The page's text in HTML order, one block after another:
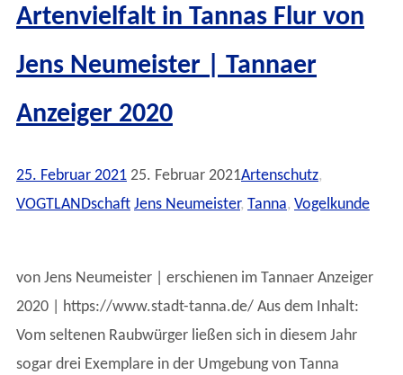
Artenvielfalt in Tannas Flur von
Jens Neumeister | Tannaer
Anzeiger 2020
25. Februar 2021 25. Februar 2021Artenschutz,
VOGTLANDschaft Jens Neumeister, Tanna, Vogelkunde
von Jens Neumeister | erschienen im Tannaer Anzeiger
2020 | https://www.stadt-tanna.de/ Aus dem Inhalt:
Vom seltenen Raubwürger ließen sich in diesem Jahr
sogar drei Exemplare in der Umgebung von Tanna